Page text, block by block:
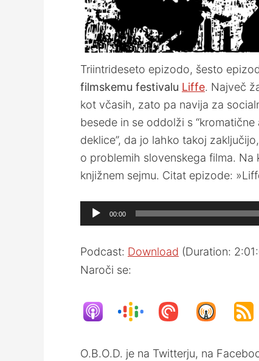
Triintrideseto epizodo, šesto
filmskemu festivalu Liffe. Največ
kot včasih, zato pa navija za
besede in se oddolži s
deklice”, da jo lahko takoj
o problemih slovenskega filma.
knjižnem sejmu. Citat epizode:
Audio
Player
00:00
Podcast: Download (Duration:
Naroči se:
O.B.O.D. je na Twitterju, na